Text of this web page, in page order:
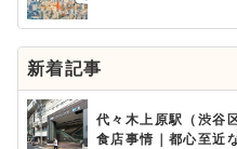
新着記事
代々木上原駅（渋谷
食店事情｜都心至近